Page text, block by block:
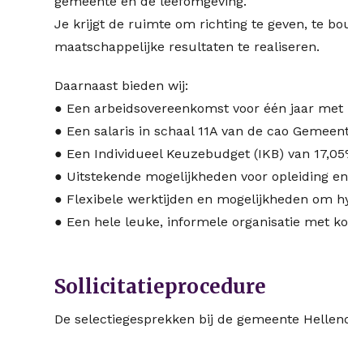
Je krijgt de ruimte om richting te geven, te
maatschappelijke resultaten te realiseren.
Daarnaast bieden wij:
● Een arbeidsovereenkomst voor één jaar
● Een salaris in schaal 11A van de cao
● Een Individueel Keuzebudget (IKB) van
● Uitstekende mogelijkheden voor opleiding
● Flexibele werktijden en mogelijkheden om
● Een hele leuke, informele organisatie met
Sollicitatieprocedure
De selectiegesprekken bij de gemeente